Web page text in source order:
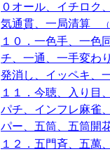
０オール、イチロク
気通貫、一局清算
１０．一色手、一色
チ、一通、一手変わ
発消し、イッペキ、
１１．今聴、入り目
パチ、インフレ麻雀
パー、五筒、五筒開
１２．五門斉、五萬